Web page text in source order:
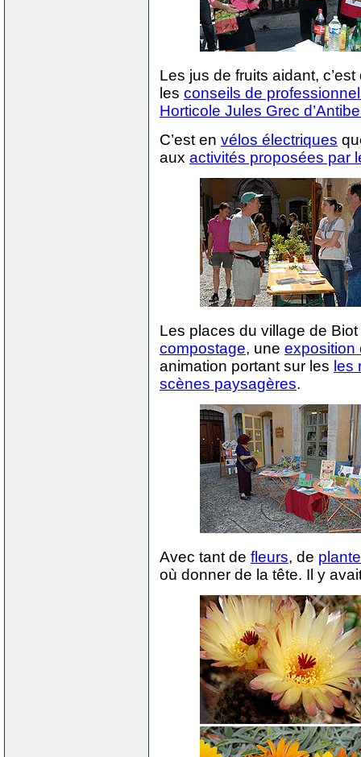
Les jus de fruits aidant,
les conseils de
Horticole Jules Grec
C’est en vélos électriques
aux activités proposées par
Les places du village de
compostage, une exposition
animation portant sur les les
scènes paysagères.
Avec tant de fleurs, de
où donner de la tête. Il y